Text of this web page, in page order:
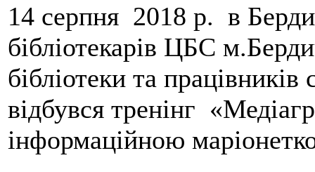
14 серпня 2018 р. в
бібліотекарів ЦБС
бібліотеки та
відбувся тренінг
інформаційною